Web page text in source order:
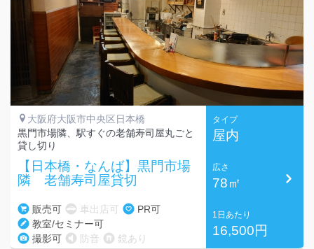
大阪府大阪市中央区日本橋
黒門市場隣、駅すぐの老舗寿司屋丸ごと
貸し切り
【日本橋・なんば】黒門市場
隣 老舗寿司屋貸切
販売可 車出店可
PR可
教室/セミナー可
撮影可
防音 鏡あり
タイプ
屋内
広さ
78㎡
1日あたり
16,500円